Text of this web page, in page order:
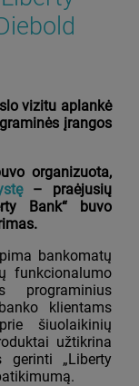
vizitu aplankė
įrangos
organizuota,
– praėjusių
Bank“ buvo
bankomatų
funkcionalumo
programinius
klientams
šiuolaikinių
užtikrina
gerinti „Liberty